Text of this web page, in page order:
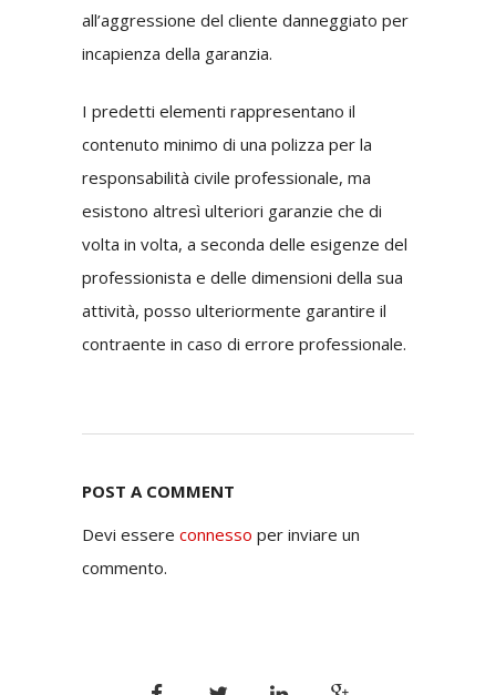
all’aggressione del cliente danneggiato per
incapienza della garanzia.
I predetti elementi rappresentano il
contenuto minimo di una polizza per la
responsabilità civile professionale, ma
esistono altresì ulteriori garanzie che di
volta in volta, a seconda delle esigenze del
professionista e delle dimensioni della sua
attività, posso ulteriormente garantire il
contraente in caso di errore professionale.
POST A COMMENT
Devi essere connesso per inviare un
commento.